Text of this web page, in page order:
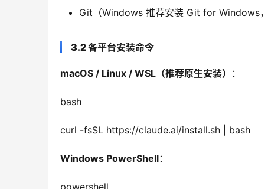
Git（Windows 推荐安装 Git for Windows
3.2 各平台安装命令
macOS / Linux / WSL（推荐原生安装） ：
bash
curl -fsSL https://claude.ai/install.sh | bash
Windows PowerShell：
powershell